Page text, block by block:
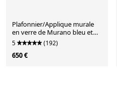
Plafonnier/Applique murale
en verre de Murano bleu et
blanc, 1970
5 (192)
650 €